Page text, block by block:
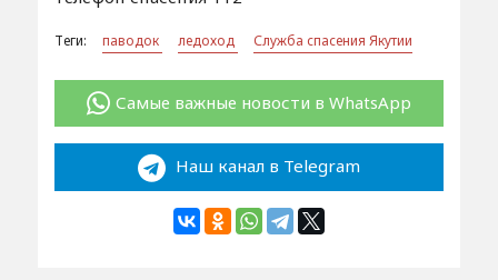
Теги: паводок ледоход Служба спасения Якутии
Самые важные новости в WhatsApp
Наш канал в Telegram